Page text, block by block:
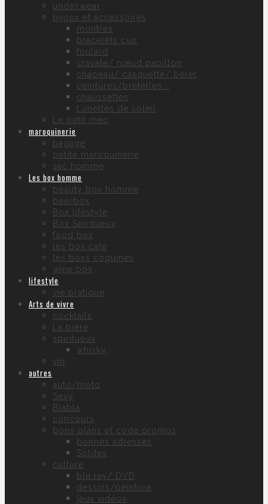
unde’rwear
bijoux et accessoires
montres
bracelets cuir
foulard
cravate/ nœud papillon
chapeau/ casquette/ béret
ceintures/bretelles….
chaussettes
Lunettes de soleil
Le petit mec
maroquinerie
bagage
petite maroquinerie
sac homme
Les box homme
beauty box homme
beerbox
Box lifestyle
Box Spiritueux
food box
les box café
les boxs coquines
wine box
lifestyle
vie pratique
Arts de vivre
cocktails
La bière
spiritueux
whisky
vin
autres
auto/moto
Sexy
Blabla
concours
bons plans et code promos
bonnes adresses
Soldes
culture
blu ray/ DVD
dessins/peinture
jeux vidéos